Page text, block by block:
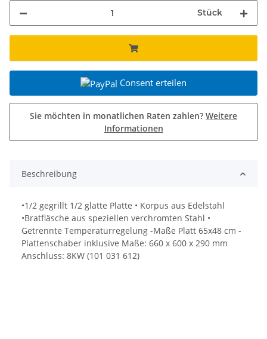
Stück
Consent erteilen
Sie möchten in monatlichen Raten zahlen? Weitere
Informationen
Beschreibung
•1/2 gegrillt 1/2 glatte Platte • Korpus aus Edelstahl
•Bratfläsche aus speziellen verchromten Stahl •
Getrennte Temperaturregelung -Maße Platt 65x48 cm -
Plattenschaber inklusive Maße: 660 x 600 x 290 mm
Anschluss: 8KW (101 031 612)